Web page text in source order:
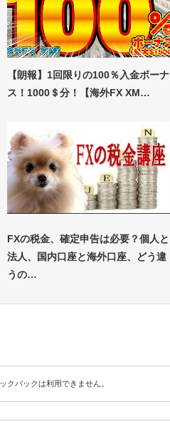
【朗報】1回限りの100％入金ボーナ
ス！1000＄分！【海外FX XM…
FXの税金、確定申告は必要？個人と
法人、国内口座と海外口座、どう違
うの…
クバックは利用できません。